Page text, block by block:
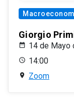
Giorgio
14 de Mayo
14:00
Zoom